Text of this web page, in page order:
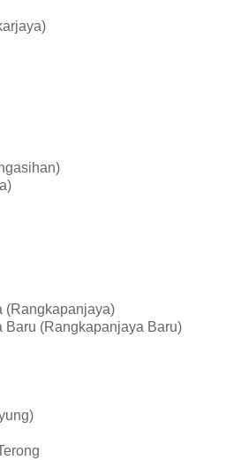
(Rangkapanjaya)
Baru (Rangkapanjaya Baru)